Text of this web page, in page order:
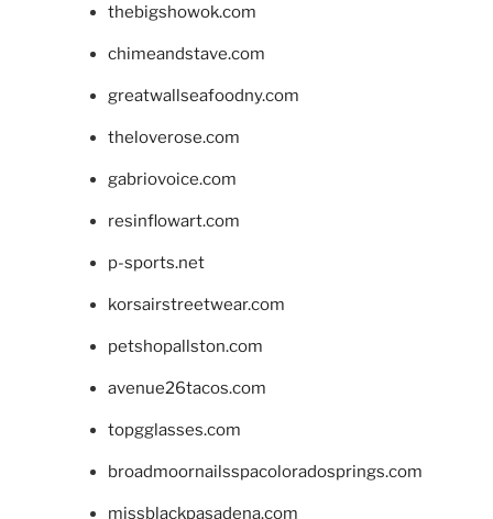
thebigshowok.com
chimeandstave.com
greatwallseafoodny.com
theloverose.com
gabriovoice.com
resinflowart.com
p-sports.net
korsairstreetwear.com
petshopallston.com
avenue26tacos.com
topgglasses.com
broadmoornailsspacoloradosprings.com
missblackpasadena.com